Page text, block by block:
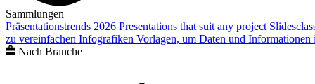
Sammlungen
Präsentationstrends 2026 Presentations that suit any project
zu vereinfachen Infografiken Vorlagen, um Daten und
Nach Branche